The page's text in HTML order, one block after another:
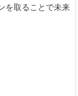
を取ることで未来